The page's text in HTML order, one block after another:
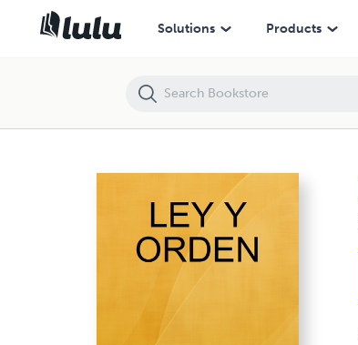
Solutions Products
LEY Y ORDEN